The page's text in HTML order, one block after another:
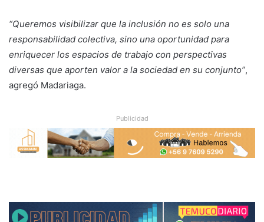
“Queremos visibilizar que la inclusión no es solo una
responsabilidad colectiva, sino una oportunidad para
enriquecer los espacios de trabajo con perspectivas
diversas que aporten valor a la sociedad en su conjunto”,
agregó Madariaga.
Publicidad